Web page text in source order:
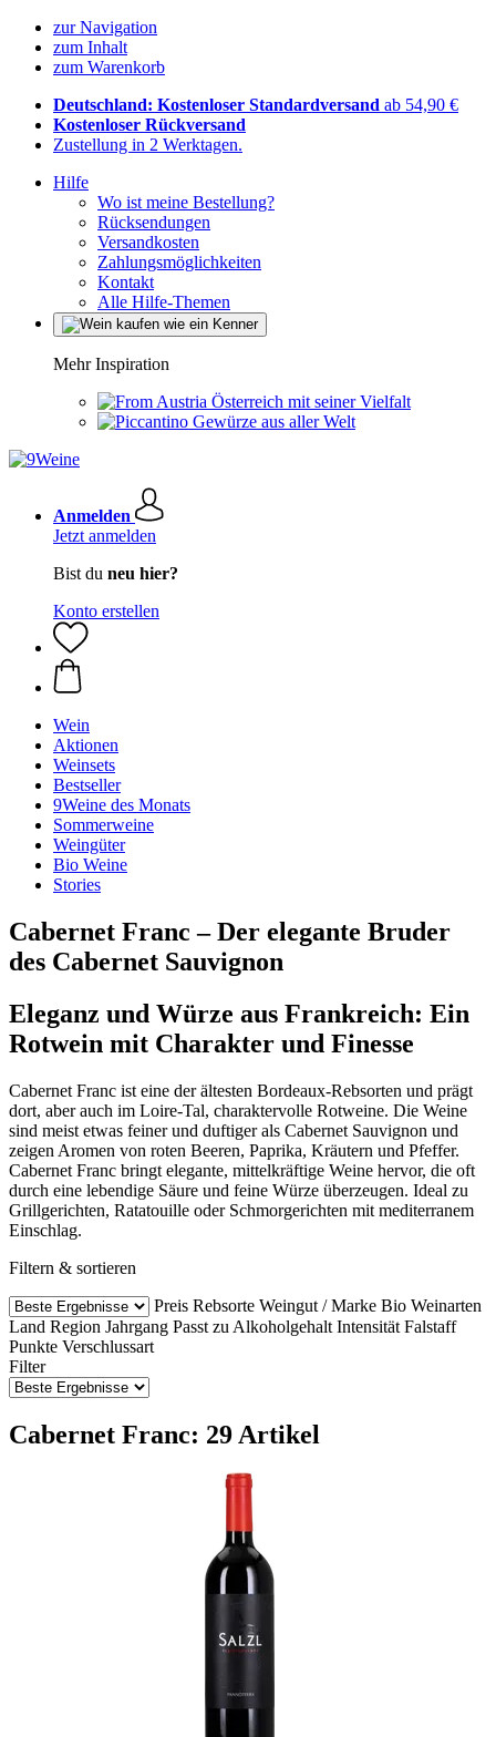
zur Navigation
zum Inhalt
zum Warenkorb
Deutschland: Kostenloser Standardversand ab 54,90 €
Kostenloser Rückversand
Zustellung in 2 Werktagen.
Hilfe
Wo ist meine Bestellung?
Rücksendungen
Versandkosten
Zahlungsmöglichkeiten
Kontakt
Alle Hilfe-Themen
Mehr Inspiration
Österreich mit seiner Vielfalt
Gewürze aus aller Welt
Anmelden
Jetzt anmelden
Bist du neu hier?
Konto erstellen
Wein
Aktionen
Weinsets
Bestseller
9Weine des Monats
Sommerweine
Weingüter
Bio Weine
Stories
Cabernet Franc – Der elegante Bruder
des Cabernet Sauvignon
Eleganz und Würze aus Frankreich: Ein
Rotwein mit Charakter und Finesse
Cabernet Franc ist eine der ältesten Bordeaux-Rebsorten und prägt
dort, aber auch im Loire-Tal, charaktervolle Rotweine. Die Weine
sind meist etwas feiner und duftiger als Cabernet Sauvignon und
zeigen Aromen von roten Beeren, Paprika, Kräutern und Pfeffer.
Cabernet Franc bringt elegante, mittelkräftige Weine hervor, die oft
durch eine lebendige Säure und feine Würze überzeugen. Ideal zu
Grillgerichten, Ratatouille oder Schmorgerichten mit mediterranem
Einschlag.
Filtern & sortieren
Preis Rebsorte Weingut / Marke Bio Weinarten
Land Region Jahrgang Passt zu Alkoholgehalt Intensität Falstaff
Punkte Verschlussart
Filter
Cabernet Franc: 29 Artikel